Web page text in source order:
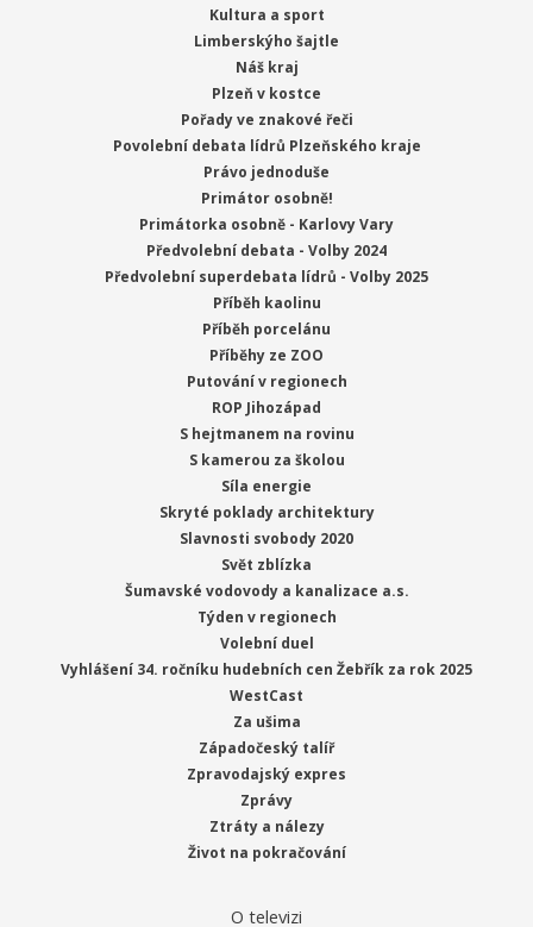
Kultura a sport
Limberskýho šajtle
Náš kraj
Plzeň v kostce
Pořady ve znakové řeči
Povolební debata lídrů Plzeňského kraje
Právo jednoduše
Primátor osobně!
Primátorka osobně - Karlovy Vary
Předvolební debata - Volby 2024
Předvolební superdebata lídrů - Volby 2025
Příběh kaolinu
Příběh porcelánu
Příběhy ze ZOO
Putování v regionech
ROP Jihozápad
S hejtmanem na rovinu
S kamerou za školou
Síla energie
Skryté poklady architektury
Slavnosti svobody 2020
Svět zblízka
Šumavské vodovody a kanalizace a.s.
Týden v regionech
Volební duel
Vyhlášení 34. ročníku hudebních cen Žebřík za rok 2025
WestCast
Za ušima
Západočeský talíř
Zpravodajský expres
Zprávy
Ztráty a nálezy
Život na pokračování
O televizi